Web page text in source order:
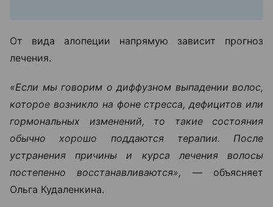
От вида алопеции напрямую зависит прогноз
лечения.
«Если мы говорим о диффузном выпадении волос,
которое возникло на фоне стресса, дефицитов или
гормональных изменений, то такие состояния
обычно хорошо поддаются терапии. После
устранения причины и курса лечения волосы
постепенно восстанавливаются», —объясняет
Ольга Кудаленкина.